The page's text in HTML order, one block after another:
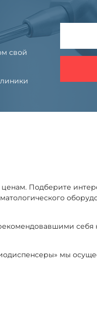
свой
Подберите
себя
мы